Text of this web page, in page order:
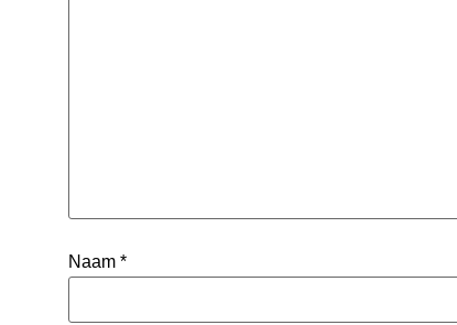
Naam *